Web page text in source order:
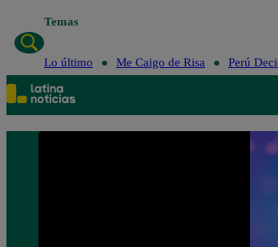
Temas
Lo último Me Caigo de Risa Perú